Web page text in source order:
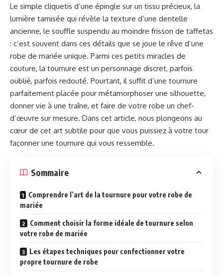
Le simple cliquetis d’une épingle sur un tissu précieux, la
lumière tamisée qui révèle la texture d’une dentelle
ancienne, le souffle suspendu au moindre frisson de taffetas
: c’est souvent dans ces détails que se joue le rêve d’une
robe de mariée unique. Parmi ces petits miracles de
couture, la tournure est un personnage discret, parfois
oublié, parfois redouté. Pourtant, il suffit d’une tournure
parfaitement placée pour métamorphoser une silhouette,
donner vie à une traîne, et faire de votre robe un chef-
d’œuvre sur mesure. Dans cet article, nous plongeons au
cœur de cet art subtile pour que vous puissiez à votre tour
façonner une tournure qui vous ressemble.
Sommaire
Comprendre l’art de la tournure pour votre robe de
mariée
Comment choisir la forme idéale de tournure selon
votre robe de mariée
Les étapes techniques pour confectionner votre
propre tournure de robe